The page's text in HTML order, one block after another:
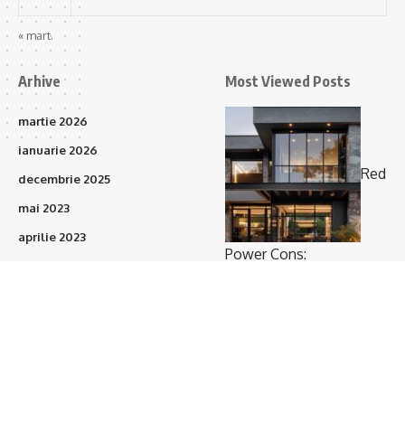
« mart.
Arhive
martie 2026
ianuarie 2026
decembrie 2025
mai 2023
aprilie 2023
Most Viewed Posts
Red
Power Cons: